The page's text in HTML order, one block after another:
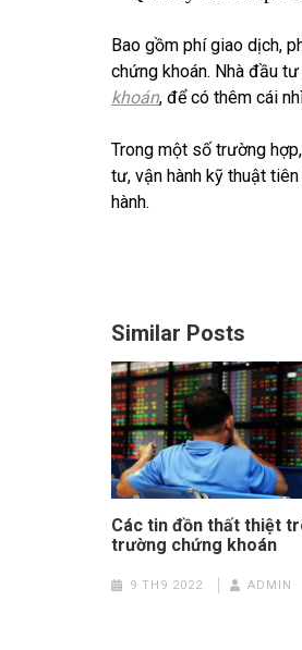
Bao gồm phí giao dịch,
chứng khoán. Nhà đầu
khoán, để có thêm cái
Trong một số trường
tư, vận hành kỹ thuật
hành.
Similar Posts
Các tin đồn thất thiệt
trường chứng khoán
9 TH9 2022 ADMIN